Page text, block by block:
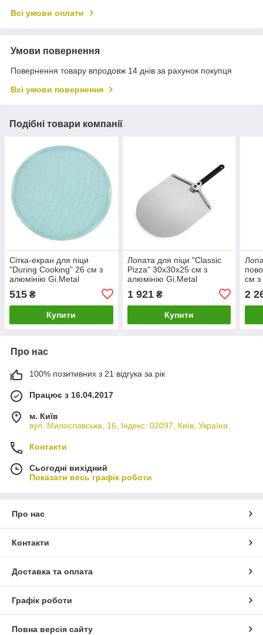
Всі умови оплати
Умови повернення
Повернення товару впродовж 14 днів за рахунок покупця
Всі умови повернення
Подібні товари компанії
Сітка-екран для піци
"During Cooking" 26 см з
алюмінію Gi.Metal
515 ₴
Купити
Лопата для піци "Classic
Pizza" 30х30х25 см з
алюмінію Gi.Metal
1 921₴
Купити
см з
2
Про нас
100% позитивних з 21 відгука за рік
Працює з 16.04.2017
м. Київ
вул. Милославська, 16, Індекс: 02097, Київ, Україна
Контакти
Сьогодні вихідний
Показати весь графік роботи
Про нас
Контакти
Доставка та оплата
Графік роботи
Повна версія сайту